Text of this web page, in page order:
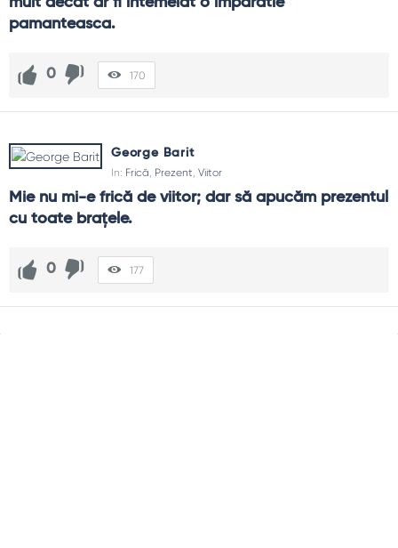
pamanteasca.
0 170
George Barit
In: Frică, Prezent, Viitor
Mie nu mi-e frică de viitor; dar să apucăm prezentul
cu toate brațele.
0 177